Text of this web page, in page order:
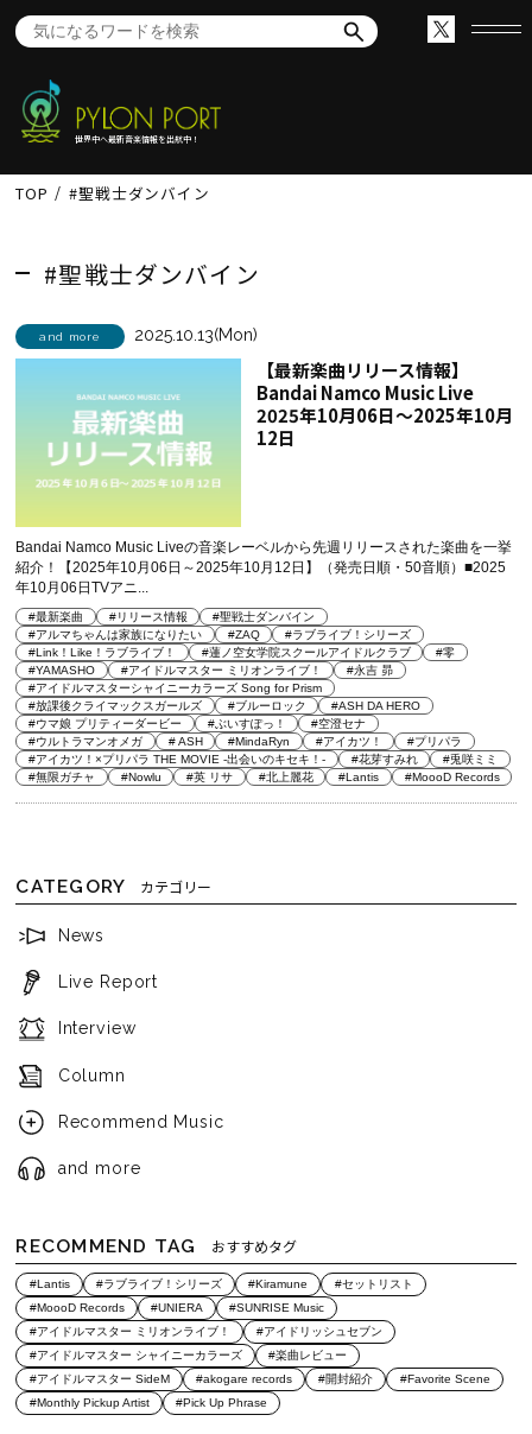
世界中へ最新音楽情報を出航中！
TOP #聖戦士ダンバイン
#聖戦士ダンバイン
and more 2025.10.13(Mon)
【最新楽曲リリース情報】
Bandai Namco Music Live
2025年10月06日～2025年10月
12日
Bandai Namco Music Liveの音楽レーベルから先週リリースされた楽曲を一挙
紹介！【2025年10月06日～2025年10月12日】（発売日順・50音順）■2025
年10月06日TVアニ...
#最新楽曲 #リリース情報
#聖戦士ダンバイン
#アルマちゃんは家族になりたい
#ZAQ
#ラブライブ！シリーズ
#Link！Like！ラブライブ！
#蓮ノ空女学院スクールアイドルクラブ
#零
#YAMASHO
#アイドルマスター ミリオンライブ！
#永吉 昴
#アイドルマスターシャイニーカラーズ Song for Prism
#放課後クライマックスガールズ
#ブルーロック
#ASH DA HERO
#ウマ娘 プリティーダービー
#ぶいすぽっ！
#空澄セナ
#ウルトラマンオメガ
# ASH #MindaRyn #アイカツ！
#プリパラ
#アイカツ！×プリパラ THE MOVIE -出会いのキセキ！-
#花芽すみれ
#兎咲ミミ
#無限ガチャ
#Nowlu #英 リサ #北上麗花 #Lantis #MoooD Records
CATEGORY カテゴリー
News
Live Report
Interview
Column
Recommend Music
and more
RECOMMEND TAG おすすめタグ
#Lantis #ラブライブ！シリーズ #Kiramune
#セットリスト
#MoooD Records
#UNIERA
#SUNRISE Music
#アイドルマスター ミリオンライブ！
#アイドリッシュセブン
#アイドルマスター シャイニーカラーズ
#楽曲レビュー
#アイドルマスター SideM
#akogare records #開封紹介
#Favorite Scene
#Monthly Pickup Artist
#Pick Up Phrase